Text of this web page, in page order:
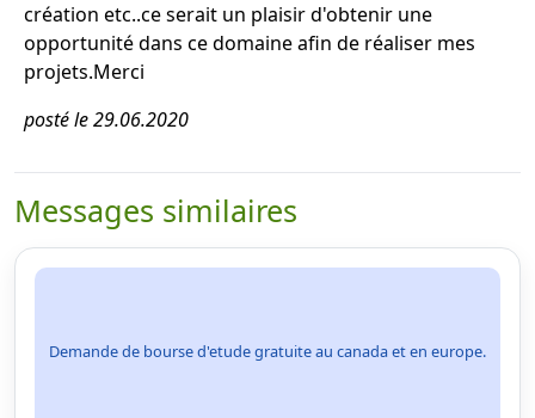
création etc..ce serait un plaisir d'obtenir une
opportunité dans ce domaine afin de réaliser mes
projets.Merci
posté le 29.06.2020
Messages similaires
Demande de bourse d'etude gratuite au canada et en europe.